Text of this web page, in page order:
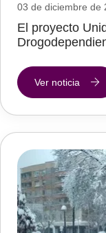
03 de diciembre de
El proyecto
Ver noticia